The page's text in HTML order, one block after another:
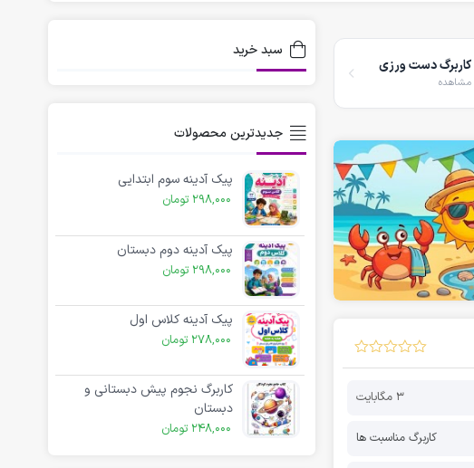
کاربرگ نقاشی نشانه ها
کاربرگ مناسبت هاکاربرگ دست ورزی
مشاهده
3 مگابایت
کاربرگ مناسبت ها
سبد خرید
جدیدترین محصولات
پیک آدینه سوم ابتدایی
298,000 تومان
پیک آدینه دوم دبستان
298,000 تومان
پیک آدینه کلاس اول
278,000 تومان
کاربرگ نجوم پیش دبستانی و
دبستان
248,000 تومان